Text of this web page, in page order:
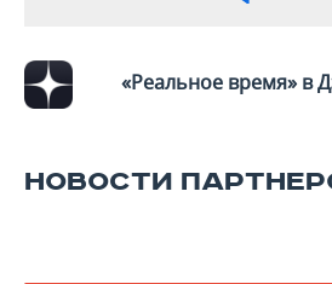
«Реальное время» в
НОВОСТИ